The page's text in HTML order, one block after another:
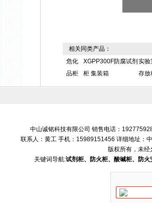
相关同类产品：
危化
品柜
XGPP300F防腐试剂
柜 集装箱
实验
存放
中山诚铭科技有限公司 销售电话：
联系人：黄工 手机：15989151456 详细地址：
版权所有，未经
关键词导航:试剂柜、防火柜、酸碱柜、防